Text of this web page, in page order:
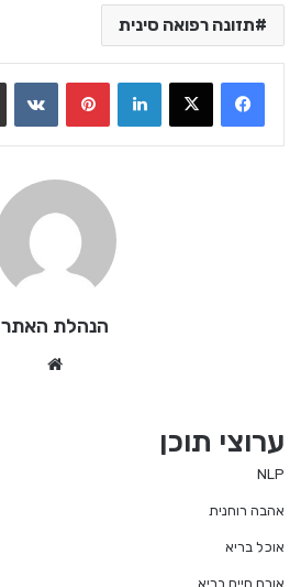
תזונה רפואה סינית
LinkedIn
VKontakte
הנהלת האתר
ערוצי תוכן
NLP
אהבה רוחנית
אוכל בריא
אורח חיים בריא